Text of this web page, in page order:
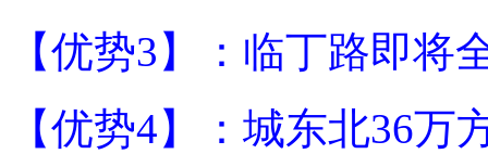
【优势3】：临丁路即将
【优势4】：城东北36